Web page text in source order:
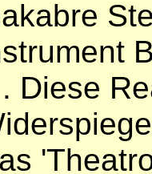
Diese